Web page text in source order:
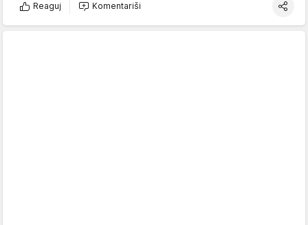
Reaguj Komentariši